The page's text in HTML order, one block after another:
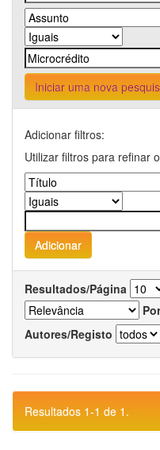
Iniciar uma nova
Adicionar filtros:
Utilizar filtros para refinar
Resultados/Página
Autores/Registo
Resultados 1-1 de 1.